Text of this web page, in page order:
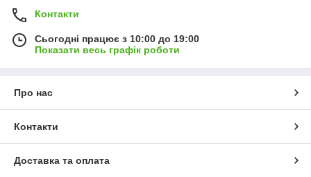
Контакти
Сьогодні працює з 10:00 до 19:00
Показати весь графік роботи
Про нас
Контакти
Доставка та оплата